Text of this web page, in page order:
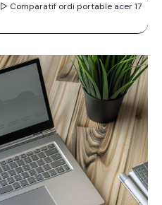
▷ Comparatif ordi portable acer 17